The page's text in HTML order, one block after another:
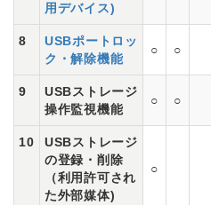
用デバイス)
8
USBポートロッ
ク・解除機能
○ ○
9
USBストレージ
操作監視機能
○ ○
10
USBストレージ
の登録・削除
（利用許可され
た外部媒体)
○